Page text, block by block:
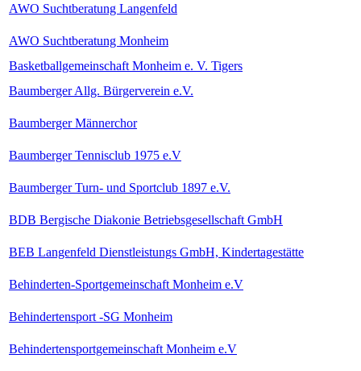
AWO Suchtberatung Langenfeld
AWO Suchtberatung Monheim
Basketballgemeinschaft Monheim e. V. Tigers
Baumberger Allg. Bürgerverein e.V.
Baumberger Männerchor
Baumberger Tennisclub 1975 e.V
Baumberger Turn- und Sportclub 1897 e.V.
BDB Bergische Diakonie Betriebsgesellschaft GmbH
BEB Langenfeld Dienstleistungs GmbH, Kindertagestätte
Behinderten-Sportgemeinschaft Monheim e.V
Behindertensport -SG Monheim
Behindertensportgemeinschaft Monheim e.V